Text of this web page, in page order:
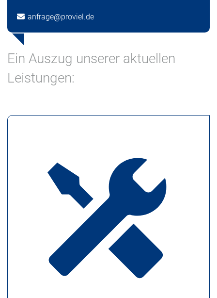
anfrage@proviel.de
Ein Auszug unserer aktuellen
Leistungen: